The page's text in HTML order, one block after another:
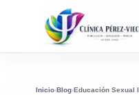
Inicio›Blog›Educación Sexual